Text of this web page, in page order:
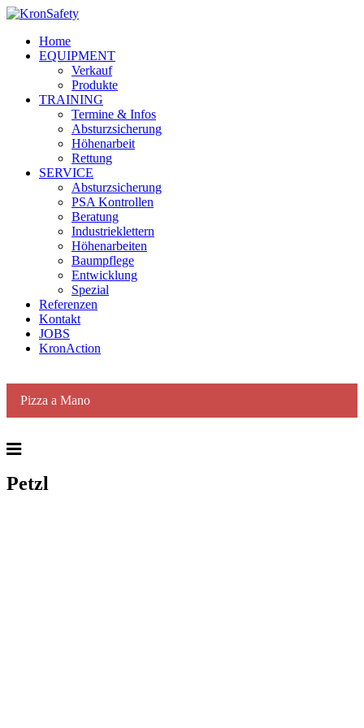
Home
EQUIPMENT
Verkauf
Produkte
TRAINING
Termine & Infos
Absturzsicherung
Höhenarbeit
Rettung
SERVICE
Absturzsicherung
PSA Kontrollen
Beratung
Industrieklettern
Höhenarbeiten
Baumpflege
Entwicklung
Spezial
Referenzen
Kontakt
JOBS
KronAction
Pizza a Mano
Petzl